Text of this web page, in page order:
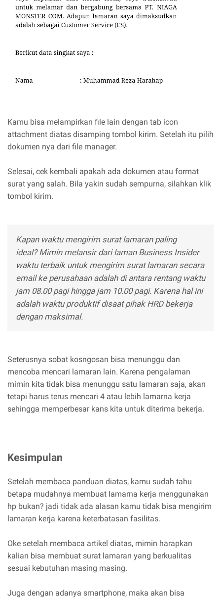
Kamu bisa melampirkan file lain dengan tab icon
attachment diatas disamping tombol kirim. Setelah itu pilih
dokumen nya dari file manager.
Selesai, cek kembali apakah ada dokumen atau format
surat yang salah. Bila yakin sudah sempurna, silahkan klik
tombol kirim.
Kapan waktu mengirim surat lamaran paling
ideal? Mimin melansir dari laman Business Insider
waktu terbaik untuk mengirim surat lamaran secara
email ke perusahaan adalah di antara rentang waktu
jam 08.00 pagi hingga jam 10.00 pagi. Karena hal ini
adalah waktu produktif disaat pihak HRD bekerja
dengan maksimal.
Seterusnya sobat kosngosan bisa menunggu dan
mencoba mencari lamaran lain. Karena pengalaman
mimin kita tidak bisa menunggu satu lamaran saja, akan
tetapi harus terus mencari 4 atau lebih lamarna kerja
sehingga memperbesar kans kita untuk diterima bekerja.
Kesimpulan
Setelah membaca panduan diatas, kamu sudah tahu
betapa mudahnya membuat lamarna kerja menggunakan
hp bukan? jadi tidak ada alasan kamu tidak bisa mengirim
lamaran kerja karena keterbatasan fasilitas.
Oke setelah membaca artikel diatas, mimin harapkan
kalian bisa membuat surat lamaran yang berkualitas
sesuai kebutuhan masing masing.
Juga dengan adanya smartphone, maka akan bisa